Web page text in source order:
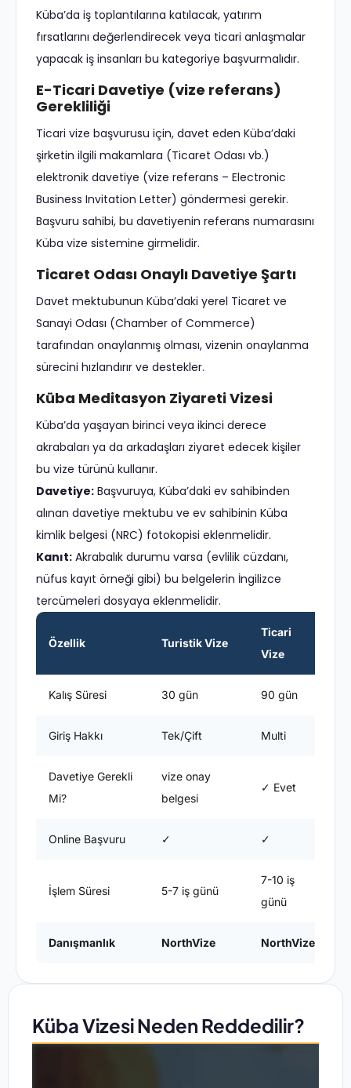
Küba’da iş toplantılarına katılacak, yatırım
fırsatlarını değerlendirecek veya ticari anlaşmalar
yapacak iş insanları bu kategoriye başvurmalıdır.
E-Ticari Davetiye (vize referans)
Gerekliliği
Ticari vize başvurusu için, davet eden Küba’daki
şirketin ilgili makamlara (Ticaret Odası vb.)
elektronik davetiye (vize referans – Electronic
Business Invitation Letter) göndermesi gerekir.
Başvuru sahibi, bu davetiyenin referans numarasını
Küba vize sistemine girmelidir.
Ticaret Odası Onaylı Davetiye Şartı
Davet mektubunun Küba’daki yerel Ticaret ve
Sanayi Odası (Chamber of Commerce)
tarafından onaylanmış olması, vizenin onaylanma
sürecini hızlandırır ve destekler.
Küba Meditasyon Ziyareti Vizesi
Küba’da yaşayan birinci veya ikinci derece
akrabaları ya da arkadaşları ziyaret edecek kişiler
bu vize türünü kullanır.
Davetiye: Başvuruya, Küba’daki ev sahibinden
alınan davetiye mektubu ve ev sahibinin Küba
kimlik belgesi (NRC) fotokopisi eklenmelidir.
Kanıt: Akrabalık durumu varsa (evlilik cüzdanı,
nüfus kayıt örneği gibi) bu belgelerin İngilizce
tercümeleri dosyaya eklenmelidir.
Özellik Turistik Vize
Ticari
Vize
Kalış Süresi 30 gün 90 gün
Giriş Hakkı Tek/Çift Multi
Davetiye Gerekli
Mi?
vize onay
belgesi
✓ Evet
Online Başvuru ✓ ✓
İşlem Süresi 5-7 iş günü
7-10 iş
günü
Danışmanlık NorthVize NorthVize
Küba Vizesi Neden Reddedilir?